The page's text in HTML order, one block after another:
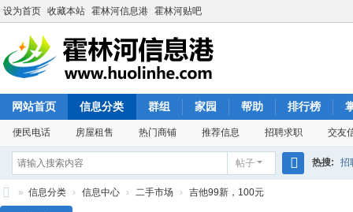
设为首页 收藏本站 霍林河信息港 霍林河贴吧
网站首页 信息分类 群组 家园 帮助 排行榜
便民电话 房屋租售 热门商铺 推荐信息 招聘求职 交友
帖子 热搜: 招
» 信息分类 › 信息中心 › 二手市场 › 吉他99新，100元